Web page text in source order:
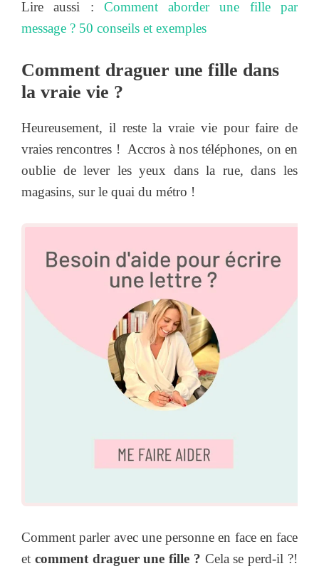
Lire aussi : Comment aborder une fille par
message ? 50 conseils et exemples
Comment draguer une fille dans
la vraie vie ?
Heureusement, il reste la vraie vie pour faire de
vraies rencontres ! Accros à nos téléphones, on en
oublie de lever les yeux dans la rue, dans les
magasins, sur le quai du métro !
Comment parler avec une personne en face en face
et comment draguer une fille ? Cela se perd-il ?!